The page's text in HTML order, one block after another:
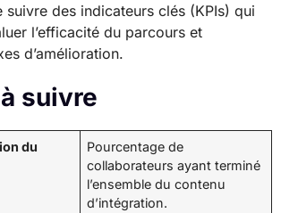
suivre des indicateurs clés (KPIs) qui
l’efficacité du parcours et
d’amélioration.
suivre
du
Pourcentage de
collaborateurs ayant terminé
l’ensemble du contenu
d’intégration.